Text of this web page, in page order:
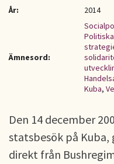
År:
2014
Ämnesord:
Kuba,
Den 14 december
statsbesök på Kuba,
direkt från